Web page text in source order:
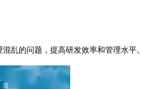
乱的问题，提高研发效率和管理水平。